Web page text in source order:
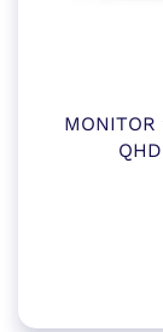
MONITOR